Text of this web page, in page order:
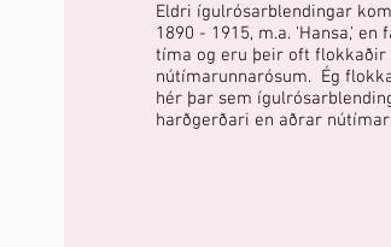
Eldri ígulrósarblendingar
1890 - 1915, m.a. 'Hansa,' en
tíma og eru þeir oft flokkaðir
nútímarunnarósum. Ég
hér þar sem
harðgerðari en aðrar